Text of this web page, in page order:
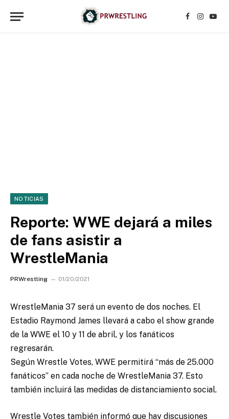
Facebook
NOTICIAS
Reporte: WWE dejará a miles
de fans asistir a
WrestleMania
PRWrestling 01/20/2021
WrestleMania 37 será un evento de dos noches. El
Estadio Raymond James llevará a cabo el show grande
de la WWE el 10 y 11 de abril, y los fanáticos
regresarán.
Según Wrestle Votes, WWE permitirá “más de 25.000
fanáticos” en cada noche de WrestleMania 37. Esto
también incluirá las medidas de distanciamiento social.
Wrestle Votes también informó que hay discusiones